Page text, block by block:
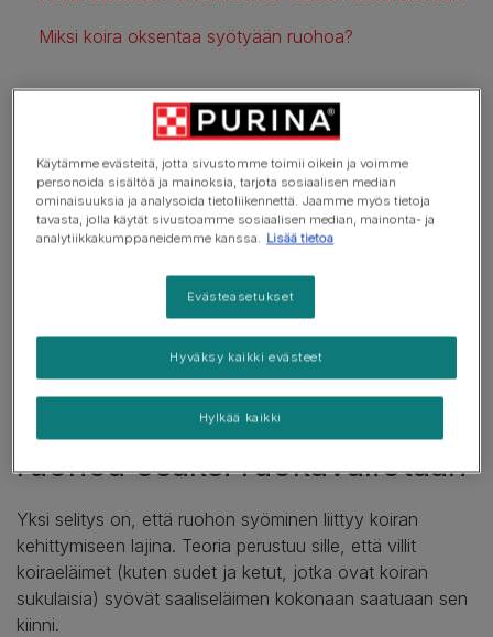
Miksi koira oksentaa syötyään ruohoa?
Ei kannata huolestua, vaikka koira
söisi toistuvasti ruohoa. Se ei ole
millään lailla epätavallista käytöstä,
vaikka saattaakin vaikuttaa
Tarkkaa syytä ruohon syömiseen ei tiedetä, mutta
käytökselle on useita mahdollisia selityksiä.
Koirat saattavat tarvita
ruohoa osaksi ruokavaliotaan
Yksi selitys on, että ruohon syöminen liittyy koiran
kehittymiseen lajina. Teoria perustuu sille, että villit
koiraeläimet (kuten sudet ja ketut, jotka ovat koiran
sukulaisia) syövät saaliseläimen kokonaan saatuaan sen
kiinni.
Käytämme evästeitä, jotta sivustomme toimii oikein ja voimme
personoida sisältöä ja mainoksia, tarjota sosiaalisen median
ominaisuuksia ja analysoida tietoliikennettä. Jaamme myös tietoja
tavasta, jolla käytät sivustoamme sosiaalisen median, mainonta- ja
analytiikkakumppaneidemme kanssa. Lisää tietoa
Evästeasetukset
Hylkää kaikki
Hyväksy kaikki evästeet